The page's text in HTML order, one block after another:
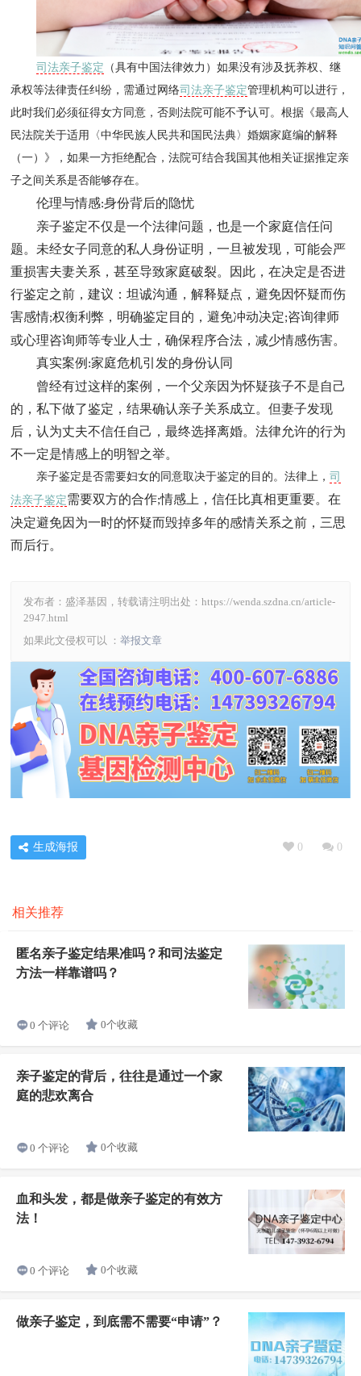
司法亲子鉴定 （具有中国法律效力）如果没有涉及抚养权、继
承权等法律责任纠纷，需通过网络司法亲子鉴定管理机构可以进行，
此时我们必须征得女方同意，否则法院可能不予认可。根据《最高人
民法院关于适用〈中华民族人民共和国民法典〉婚姻家庭编的解释
（一）》，如果一方拒绝配合，法院可结合我国其他相关证据推定亲
子之间关系是否能够存在。
伦理与情感:身份背后的隐忧
亲子鉴定不仅是一个法律问题，也是一个家庭信任问
题。未经女子同意的私人身份证明，一旦被发现，可能会严
重损害夫妻关系，甚至导致家庭破裂。因此，在决定是否进
行鉴定之前，建议：坦诚沟通，解释疑点，避免因怀疑而伤
害感情;权衡利弊，明确鉴定目的，避免冲动决定;咨询律师
或心理咨询师等专业人士，确保程序合法，减少情感伤害。
真实案例 :家庭危机引发的身份认同
曾经有过这样的案例，一个父亲因为怀疑孩子不是自己
的，私下做了鉴定，结果确认亲子关系成立。但妻子发现
后，认为丈夫不信任自己，最终选择离婚。法律允许的行为
不一定是情感上的明智之举。
亲子鉴定是否需要妇女的同意取决于鉴定的目的。法律上， 司
法亲子鉴定需要双方的合作;情感上，信任比真相更重要。在
决定避免因为一时的怀疑而毁掉多年的感情关系之前，三思
而后行。
发布者：盛泽基因，转载请注明出处： https://wenda.szdna.cn/article-
2947.html
如果此文侵权可以 ： 举报文章
0 0
生成海报
相关推荐
匿名亲子鉴定结果准吗？和司法鉴定
方法一样靠谱吗？
0 个评论 0个收藏
亲子鉴定的背后，往往是通过一个家
庭的悲欢离合
0 个评论 0个收藏
血和头发，都是做亲子鉴定的有效方
法！
0 个评论 0个收藏
做亲子鉴定，到底需不需要“申请”？